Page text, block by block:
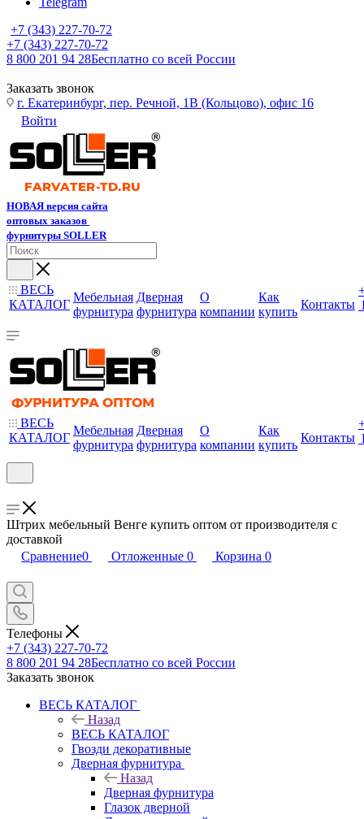
+7 (343) 227-70-72
+7 (343) 227-70-72
8 800 201 94 28Бесплатно со всей России
Заказать звонок
г. Екатеринбург, пер. Речной, 1В (Кольцово), офис 16
Войти
НОВАЯ версия сайта
оптовых заказов
фурнитуры SOLLER
ВЕСЬ
КАТАЛОГ
Мебельная
фурнитура
Дверная
фурнитура
О
компании
Как
купить
Контакты
ВЕСЬ
КАТАЛОГ
Мебельная
фурнитура
Дверная
фурнитура
О
компании
Как
купить
Контакты
Штрих мебельный Венге купить оптом от производителя с
доставкой
Сравнение0 Отложенные 0 Корзина 0
Телефоны
+7 (343) 227-70-72
8 800 201 94 28Бесплатно со всей России
Заказать звонок
ВЕСЬ КАТАЛОГ
Назад
ВЕСЬ КАТАЛОГ
Гвозди декоративные
Дверная фурнитура
Назад
Дверная фурнитура
Глазок дверной